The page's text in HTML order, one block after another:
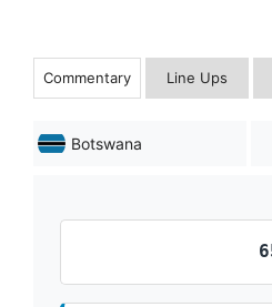
Commentary Line Ups
Botswana